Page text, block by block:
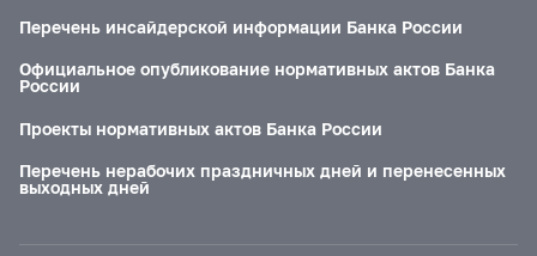
Перечень инсайдерской информации Банка России
Официальное опубликование нормативных актов Банка
России
Проекты нормативных актов Банка России
Перечень нерабочих праздничных дней и перенесенных
выходных дней